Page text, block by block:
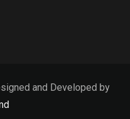
and Developed by